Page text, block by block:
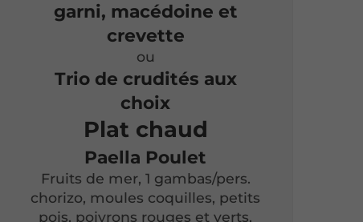
garni, macédoine et
crevette
ou
Trio de crudités aux
choix
Plat chaud
Paella Poulet
Fruits de mer, 1 gambas/pers.
chorizo, moules coquilles, petits
pois, poivrons rouges et verts,